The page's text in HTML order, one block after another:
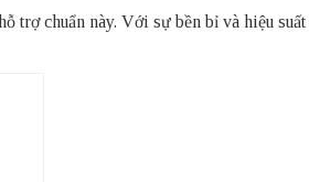
trợ chuẩn này. Với sự bền bỉ và hiệu